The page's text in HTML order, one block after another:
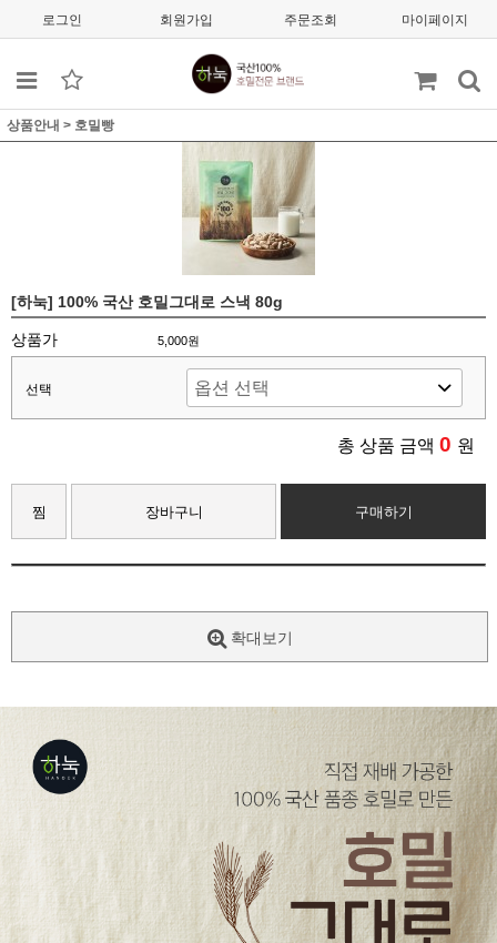
로그인 회원가입 주문조회 마이페이지
상품안내 > 호밀빵
[하눅] 100% 국산 호밀그대로 스낵 80g
상품가 5,000원
선택
총 상품 금액 0 원
찜 장바구니 구매하기
확대보기